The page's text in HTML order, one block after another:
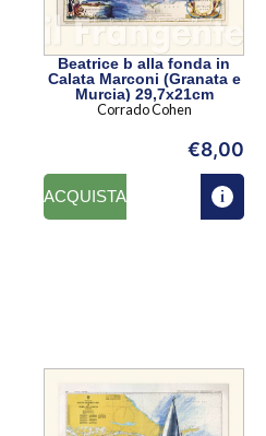
Beatrice b alla fonda in
Calata Marconi (Granata e
Murcia) 29,7x21cm
Corrado Cohen
€8,00
ACQUISTA